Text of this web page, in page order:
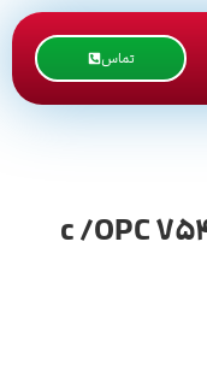
تماس
درام رنگی کونیکا کره ایی / درام رنگی آبی قرمز زرد / کونیکا مینولتا بیزهاب / ۴۵۱ ۴۵۲ ۵۵۰ ۵۵۲ ۶۵۰ ۶۵۲ ۶۵۴ ۷۵۴ c /OPC